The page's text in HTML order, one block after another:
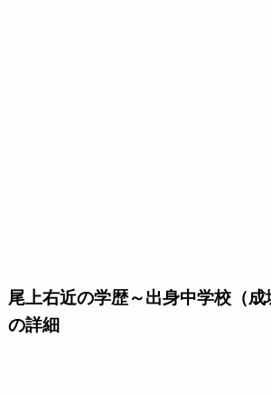
尾上右近の学歴～出身中学校（成
の詳細